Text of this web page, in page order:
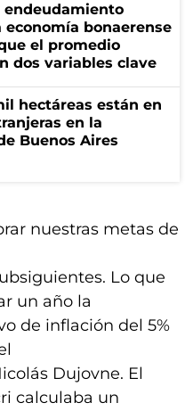
endeudamiento
bonaerense
el promedio
dos variables clave
hectáreas están en
en la
Buenos Aires
nuestras metas de
Lo que
un año la
de inflación del 5%
Dujovne. El
calculaba un